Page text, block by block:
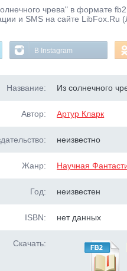
чрева" в формате
и SMS на сайте LibFox.Ru
В Instagram
Название: Из солнечного
Автор: Артур Кларк
неизвестно
Жанр: Научная
Год: неизвестен
ISBN: нет данных
Скачать: